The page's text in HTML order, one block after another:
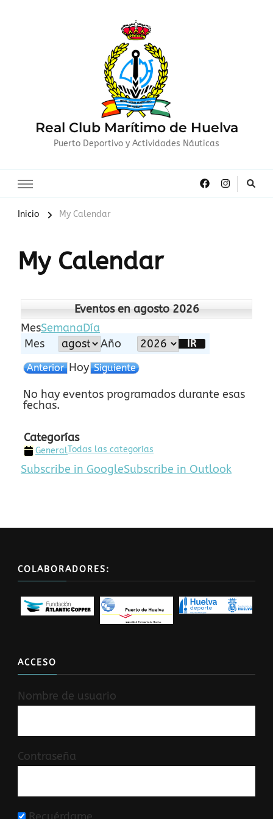
Real Club Marítimo de Huelva
Puerto Deportivo y Actividades Náuticas
Inicio My Calendar
My Calendar
Eventos en agosto 2026
MesSemanaDía
Mes
Año
Anterior Hoy Siguiente
No hay eventos programados durante esas
fechas.
Categorías
GeneralTodas las categorías
Subscribe in GoogleSubscribe in Outlook
COLABORADORES:
ACCESO
Nombre de usuario
Contraseña